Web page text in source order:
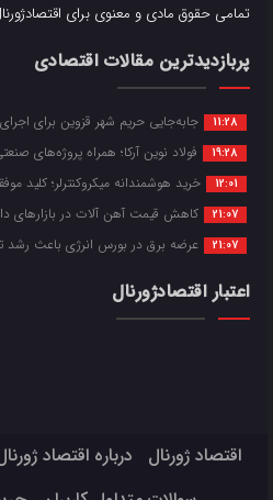
تمامی حقوق مادی و معنوی برای
پربازدیدترین مقالات اقتصادی
11:28 جابه‌جایی حریم شهر قزوین برای اجرای
19:28 فولاد نوین آرکا؛ همراه پروژه‌های
12:01 خرید هوشمندانه میکروکنترلر؛ کلید
21:07 کاهش قیمت آهن آلات در بازارهای
21:07 عرضه برق در بورس انرژی باعث رشد
اعتبار اقتصادژورنال
اقتصاد ژورنال درباره اقتصاد ژورنال